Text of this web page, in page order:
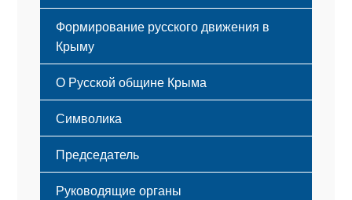
Формирование русского движения в
Крыму
Русский Крым
О Русской общине Крыма
Этапы становления
Принципы деятельности
Структура
Мероприятия
Символика
Флаг
Герб
Гимн
Председатель
Руководящие органы